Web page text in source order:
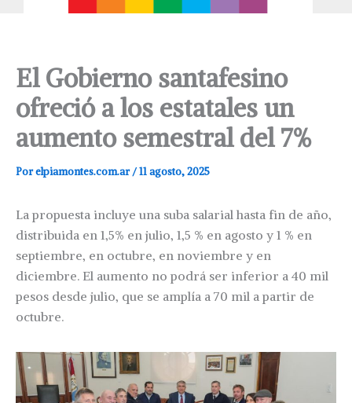
El Gobierno santafesino
ofreció a los estatales un
aumento semestral del 7%
Porelpiamontes.com.ar/11 agosto, 2025
La propuesta incluye una suba salarial hasta fin de año,
distribuida en 1,5% en julio, 1,5 % en agosto y 1 % en
septiembre, en octubre, en noviembre y en
diciembre. El aumento no podrá ser inferior a 40 mil
pesos desde julio, que se amplía a 70 mil a partir de
octubre.